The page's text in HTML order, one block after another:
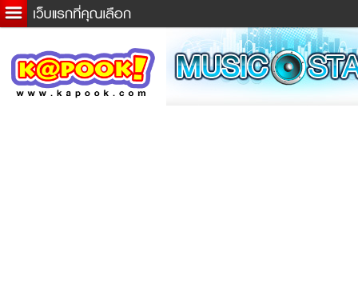
ข่าวด่วน
ละคร